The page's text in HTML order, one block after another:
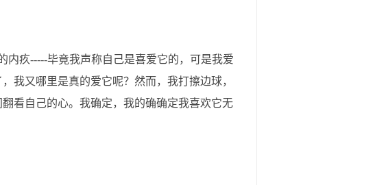
疚-----毕竟我声称自己是喜爱它的，可是我爱
我又哪里是真的爱它呢？然而，我打擦边球，
看自己的心。我确定，我的确确定我喜欢它无